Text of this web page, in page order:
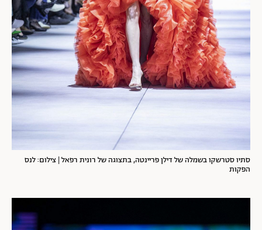
סתיו סטרשקו בשמלה של דילן פריינטה, בתצוגה של רונית רפאל | צילום: לנס
הפקות